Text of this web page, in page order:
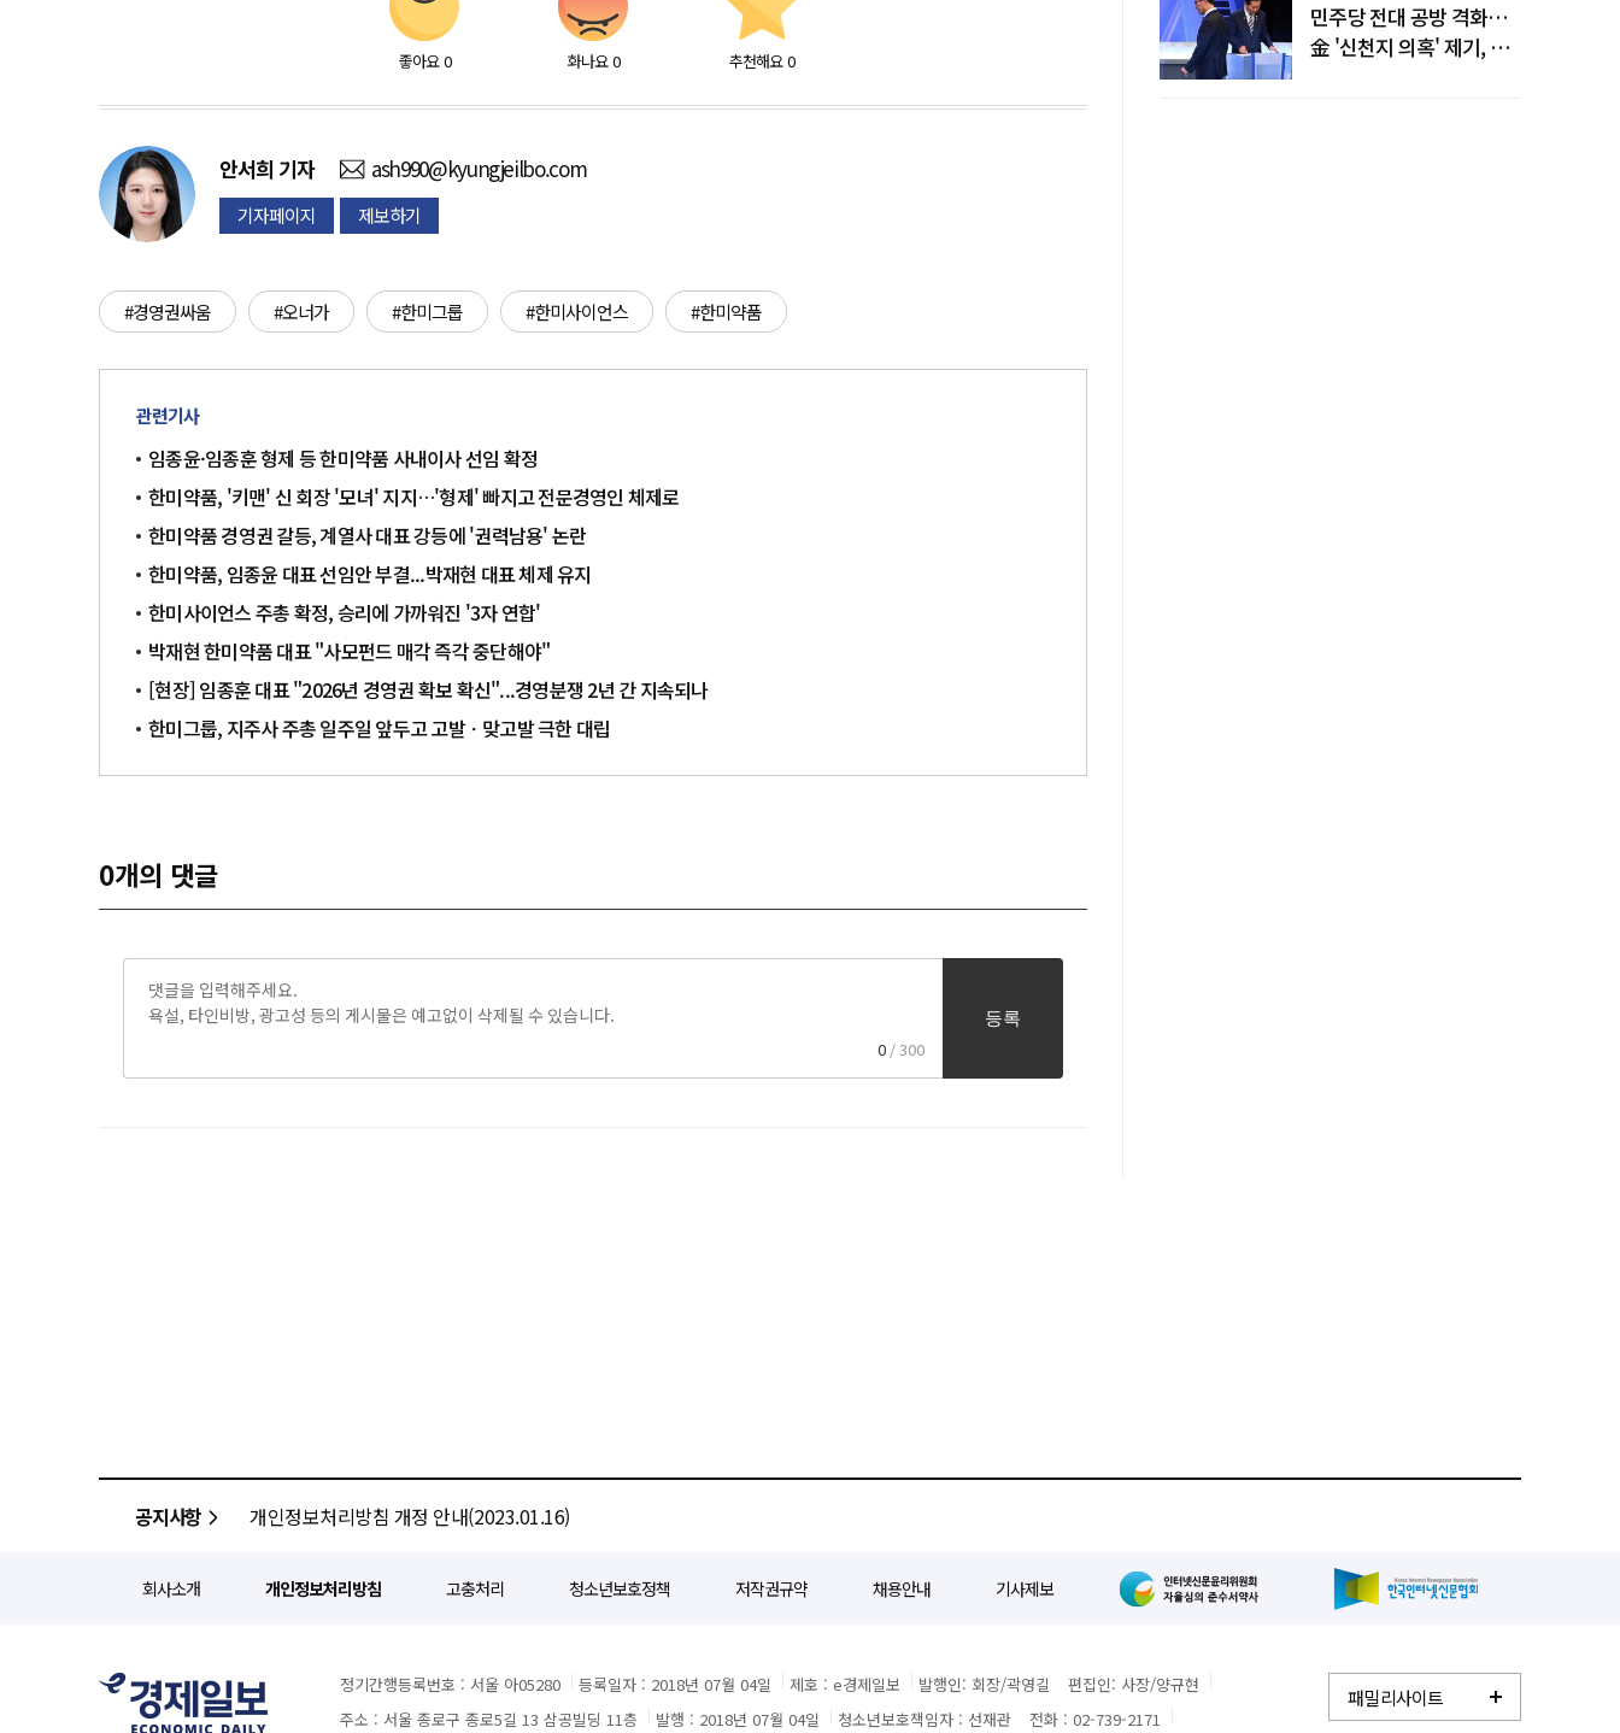
좋아요 0 화나요 0 추천해요 0
안서희 기자 ash990@kyungjeilbo.com
기자페이지 제보하기
#경영권싸움 #오너가 #한미그룹 #한미사이언스 #한미약품
관련기사
임종윤·임종훈 형제 등 한미약품 사내이사 선임 확정
한미약품, '키맨' 신 회장 '모녀' 지지…'형제' 빠지고 전문경영인 체제로
한미약품 경영권 갈등, 계열사 대표 강등에 '권력남용' 논란
한미약품, 임종윤 대표 선임안 부결...박재현 대표 체제 유지
한미사이언스 주총 확정, 승리에 가까워진 '3자 연합'
박재현 한미약품 대표 "사모펀드 매각 즉각 중단해야"
[현장] 임종훈 대표 "2026년 경영권 확보 확신"...경영분쟁 2년 간 지속되나
한미그룹, 지주사 주총 일주일 앞두고 고발ㆍ맞고발 극한 대립
0개의 댓글
0 / 300
등록
민주당 전대 공방 격화…
金 '신천지 의혹' 제기, 鄭
공지사항 개인정보처리방침 개정 안내(2023.01.16)
회사소개 개인정보처리방침 고충처리 청소년보호정책 저작권규약 채용안내 기사제보
정기간행등록번호 : 서울 아05280 등록일자 : 2018년 07월 04일 제호 : e경제일보 발행인: 회장/곽영길
편집인: 사장/양규현
주소 : 서울 종로구 종로5길 13 삼공빌딩 11층
발행 : 2018년 07월 04일 청소년보호책임자 : 선재관 전화 : 02-739-2171
패밀리사이트